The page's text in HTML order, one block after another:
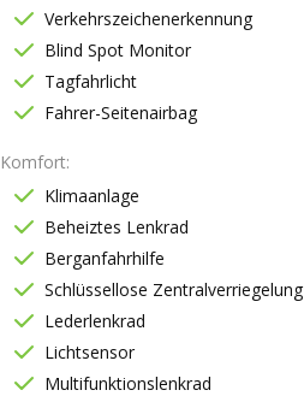
Verkehrszeichenerkennung
Blind Spot Monitor
Tagfahrlicht
Fahrer-Seitenairbag
Komfort
Klimaanlage
Beheiztes Lenkrad
Berganfahrhilfe
Schlüssellose Zentralverriegelung
Lederlenkrad
Lichtsensor
Multifunktionslenkrad